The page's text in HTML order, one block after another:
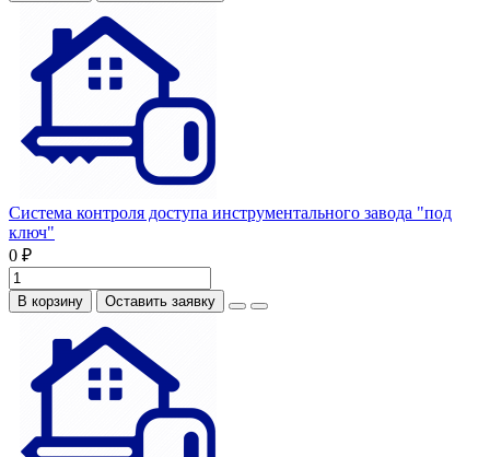
Система контроля доступа инструментального завода "под
ключ"
0 ₽
В корзину Оставить заявку